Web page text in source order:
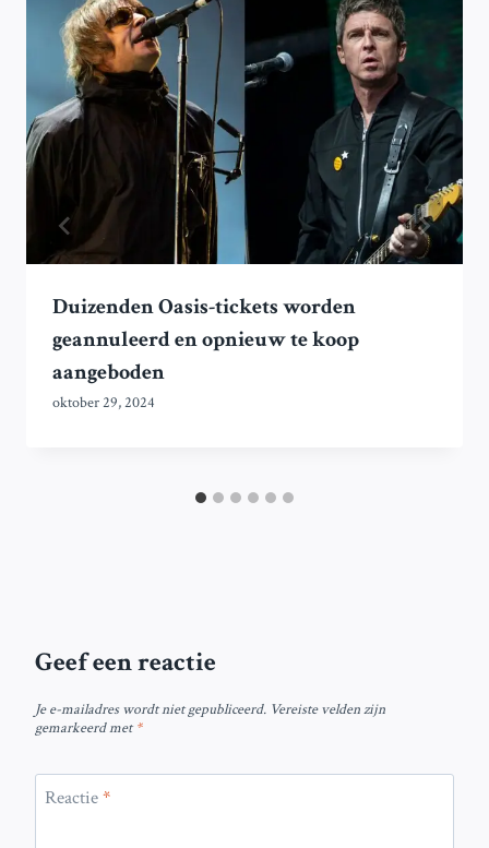
Duizenden Oasis-tickets worden
geannuleerd en opnieuw te koop
aangeboden
oktober 29, 2024
Geef een reactie
Je e-mailadres wordt niet gepubliceerd. Vereiste velden zijn
gemarkeerd met*
Reactie*